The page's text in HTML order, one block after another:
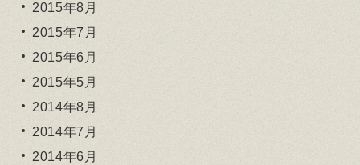
2015年8月
2015年7月
2015年6月
2015年5月
2014年8月
2014年7月
2014年6月